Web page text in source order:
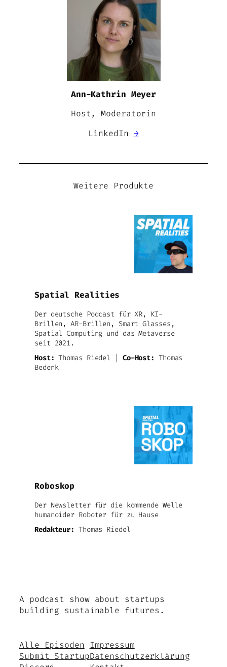
Ann-Kathrin Meyer
Host, Moderatorin
LinkedIn →
Weitere Produkte
Spatial Realities
Der deutsche Podcast für XR, KI-
Brillen, AR-Brillen, Smart Glasses,
Spatial Computing und das Metaverse
seit 2021.
Host: Thomas Riedel | Co-Host: Thomas
Bedenk
Roboskop
Der Newsletter für die kommende Welle
humanoider Roboter für zu Hause
Redakteur: Thomas Riedel
A podcast show about startups
building sustainable futures.
Alle Episoden
Submit Startup
Impressum
Datenschutzerklärung